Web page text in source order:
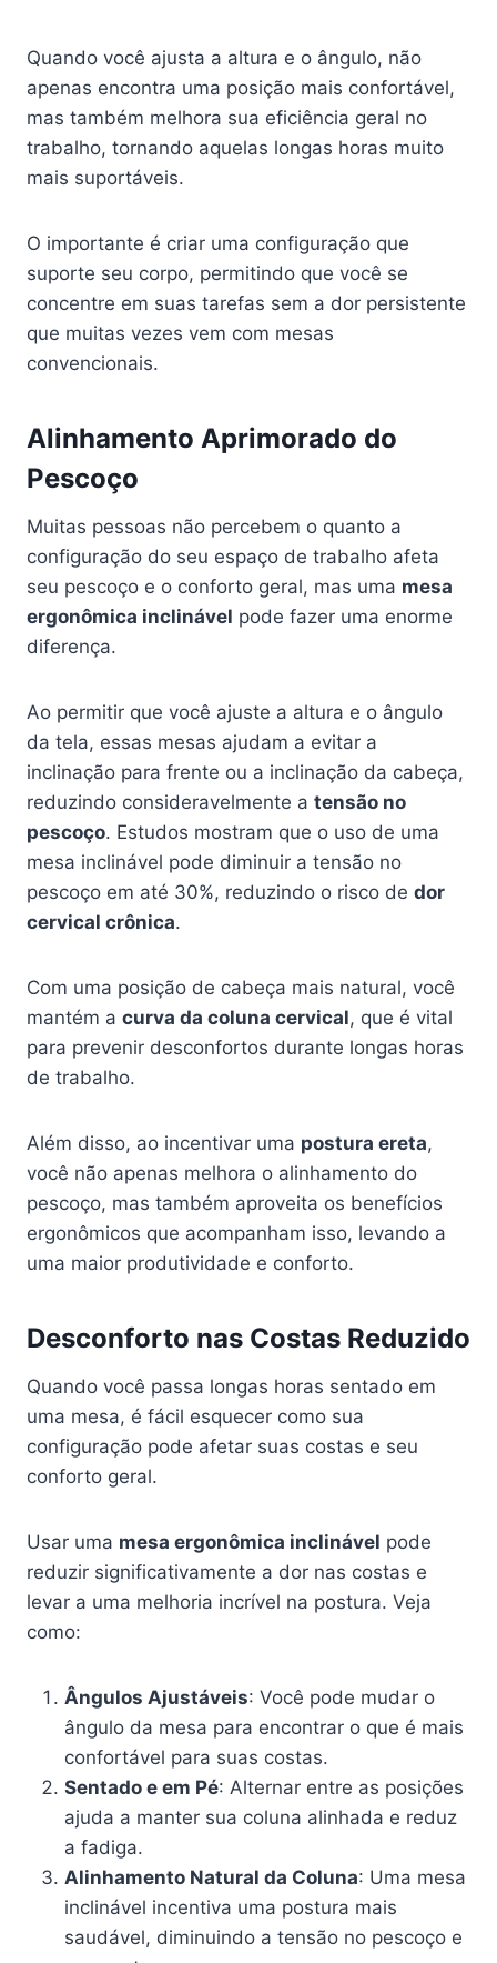
Quando você ajusta a altura e o ângulo, não
apenas encontra uma posição mais confortável,
mas também melhora sua eficiência geral no
trabalho, tornando aquelas longas horas muito
mais suportáveis.
O importante é criar uma configuração que
suporte seu corpo, permitindo que você se
concentre em suas tarefas sem a dor persistente
que muitas vezes vem com mesas
convencionais.
Alinhamento Aprimorado do
Pescoço
Muitas pessoas não percebem o quanto a
configuração do seu espaço de trabalho afeta
seu pescoço e o conforto geral, mas uma mesa
ergonômica inclinável pode fazer uma enorme
diferença.
Ao permitir que você ajuste a altura e o ângulo
da tela, essas mesas ajudam a evitar a
inclinação para frente ou a inclinação da cabeça,
reduzindo consideravelmente a tensão no
pescoço. Estudos mostram que o uso de uma
mesa inclinável pode diminuir a tensão no
pescoço em até 30%, reduzindo o risco de dor
cervical crônica.
Com uma posição de cabeça mais natural, você
mantém a curva da coluna cervical, que é vital
para prevenir desconfortos durante longas horas
de trabalho.
Além disso, ao incentivar uma postura ereta,
você não apenas melhora o alinhamento do
pescoço, mas também aproveita os benefícios
ergonômicos que acompanham isso, levando a
uma maior produtividade e conforto.
Desconforto nas Costas Reduzido
Quando você passa longas horas sentado em
uma mesa, é fácil esquecer como sua
configuração pode afetar suas costas e seu
conforto geral.
Usar uma mesa ergonômica inclinável pode
reduzir significativamente a dor nas costas e
levar a uma melhoria incrível na postura. Veja
como:
Ângulos Ajustáveis: Você pode mudar o
ângulo da mesa para encontrar o que é mais
confortável para suas costas.
Sentado e em Pé: Alternar entre as posições
ajuda a manter sua coluna alinhada e reduz
a fadiga.
Alinhamento Natural da Coluna: Uma mesa
inclinável incentiva uma postura mais
saudável, diminuindo a tensão no pescoço e